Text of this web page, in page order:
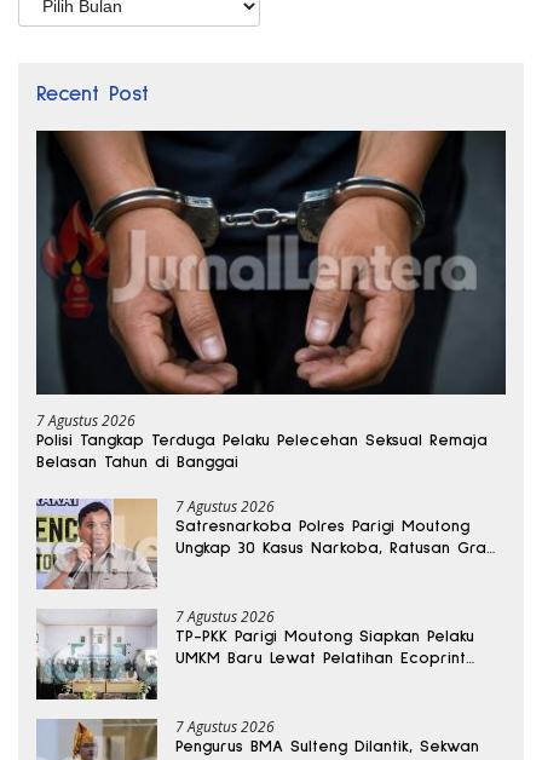
Recent Post
7 Agustus 2026
Polisi Tangkap Terduga Pelaku Pelecehan Seksual Remaja
Belasan Tahun di Banggai
7 Agustus 2026
Satresnarkoba Polres Parigi Moutong
Ungkap 30 Kasus Narkoba, Ratusan Gram
7 Agustus 2026
TP-PKK Parigi Moutong Siapkan Pelaku
UMKM Baru Lewat Pelatihan Ecoprint
7 Agustus 2026
Pengurus BMA Sulteng Dilantik, Sekwan